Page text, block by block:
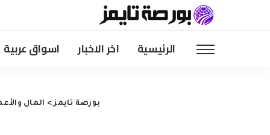
الرئيسية اخر الاخبار اسواق عربية
بورصة تايمز> المال